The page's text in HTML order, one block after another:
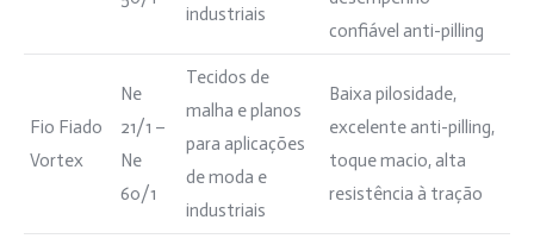
industriais
confiável anti-pilling
Fio Fiado
Vortex
Ne
21/1 –
Ne
60/1
Tecidos de
malha e planos
para aplicações
de moda e
industriais
Baixa pilosidade,
excelente anti-pilling,
toque macio, alta
resistência à tração